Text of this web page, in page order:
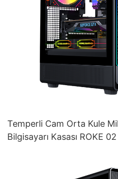
Temperli Cam Orta Kule
Bilgisayarı Kasası ROKE